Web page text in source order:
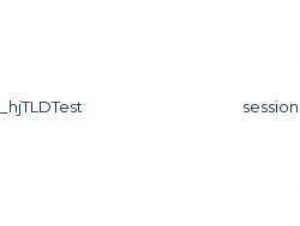
_hjTLDTest session